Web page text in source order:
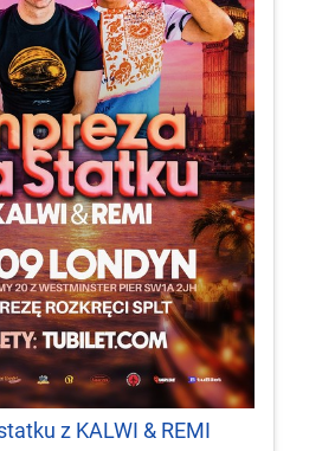
z KALWI & REMI